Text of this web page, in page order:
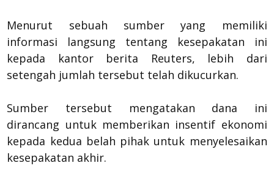
Menurut sebuah sumber yang memiliki
informasi langsung tentang kesepakatan ini
kepada kantor berita Reuters, lebih dari
setengah jumlah tersebut telah dikucurkan.
Sumber tersebut mengatakan dana ini
dirancang untuk memberikan insentif ekonomi
kepada kedua belah pihak untuk menyelesaikan
kesepakatan akhir.